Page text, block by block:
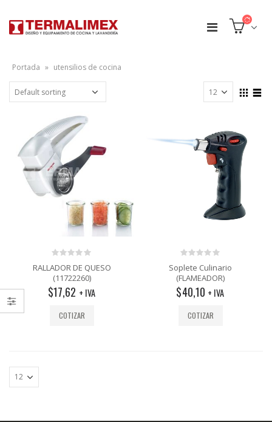
Portada » utensilios de cocina
0
out
of
5
RALLADOR DE QUESO
(11722260)
$17,62 + IVA
COTIZAR
0
out
of
5
Soplete Culinario
(FLAMEADOR)
$40,10 + IVA
COTIZAR